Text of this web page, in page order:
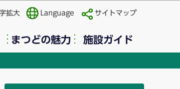
拡大 Language サイトマップ
まつどの魅力 施設ガイド